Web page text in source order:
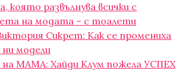
която развълнува всички с
на модата – с тоалети
Сикрет: Как се промениха
модели
МАМА: Хайди Клум пожела УСПЕХ